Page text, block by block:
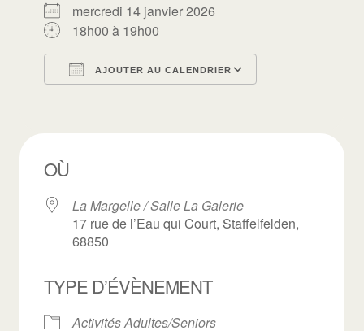
mercredi 14 janvier 2026
18h00 à 19h00
AJOUTER AU CALENDRIER
OÙ
La Margelle / Salle La Galerie
17 rue de l’Eau qui Court, Staffelfelden,
68850
TYPE D’ÉVÈNEMENT
Activités Adultes/Seniors